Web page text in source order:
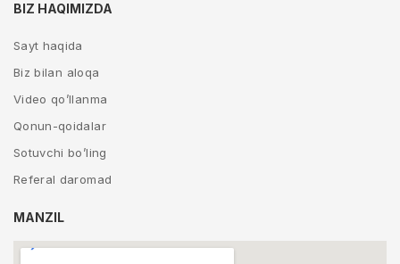
BIZ HAQIMIZDA
Sayt haqida
Biz bilan aloqa
Video qo’llanma
Qonun-qoidalar
Sotuvchi bo’ling
Referal daromad
MANZIL